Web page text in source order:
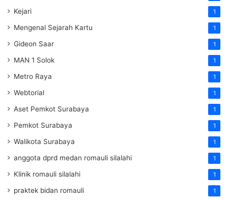
Kejari 1
Mengenal Sejarah Kartu 1
Gideon Saar 1
MAN 1 Solok 1
Metro Raya 1
Webtorial 1
Aset Pemkot Surabaya 1
Pemkot Surabaya 1
Walikota Surabaya 1
anggota dprd medan romauli silalahi 1
Klinik romauli silalahi 1
praktek bidan romauli 1